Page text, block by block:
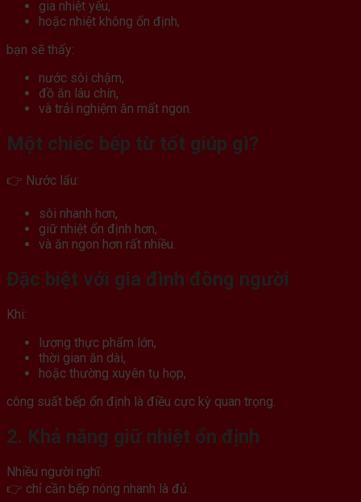
gia nhiệt yếu,
hoặc nhiệt không ổn định,
bạn sẽ thấy:
nước sôi chậm,
đồ ăn lâu chín,
và trải nghiệm ăn mất ngon.
Một chiếc bếp từ tốt giúp gì?
👉 Nước lẩu:
sôi nhanh hơn,
giữ nhiệt ổn định hơn,
và ăn ngon hơn rất nhiều.
Đặc biệt với gia đình đông người
Khi:
lượng thực phẩm lớn,
thời gian ăn dài,
hoặc thường xuyên tụ họp,
công suất bếp ổn định là điều cực kỳ quan trọng.
2. Khả năng giữ nhiệt ổn định
Nhiều người nghĩ:
👉 chỉ cần bếp nóng nhanh là đủ.